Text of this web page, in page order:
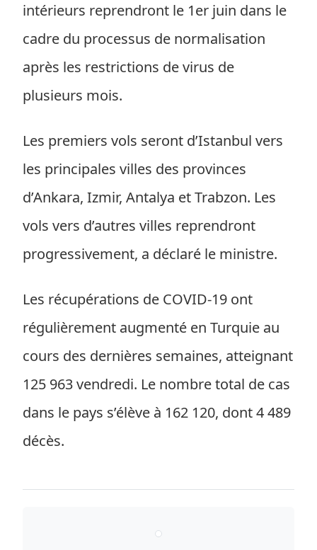
intérieurs reprendront le 1er juin dans le
cadre du processus de normalisation
après les restrictions de virus de
plusieurs mois.
Les premiers vols seront d’Istanbul vers
les principales villes des provinces
d’Ankara, Izmir, Antalya et Trabzon. Les
vols vers d’autres villes reprendront
progressivement, a déclaré le ministre.
Les récupérations de COVID-19 ont
régulièrement augmenté en Turquie au
cours des dernières semaines, atteignant
125 963 vendredi. Le nombre total de cas
dans le pays s’élève à 162 120, dont 4 489
décès.